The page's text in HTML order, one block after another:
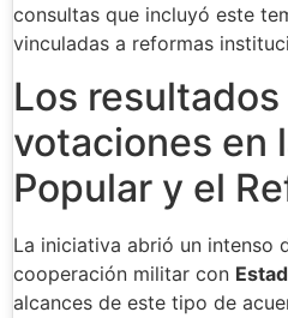
consultas que incluyó este
vinculadas a reformas
Los
votaciones en
Popular y el
La iniciativa abrió un intenso
cooperación militar con
alcances de este tipo de